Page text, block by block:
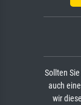
Sollten
auch
wir